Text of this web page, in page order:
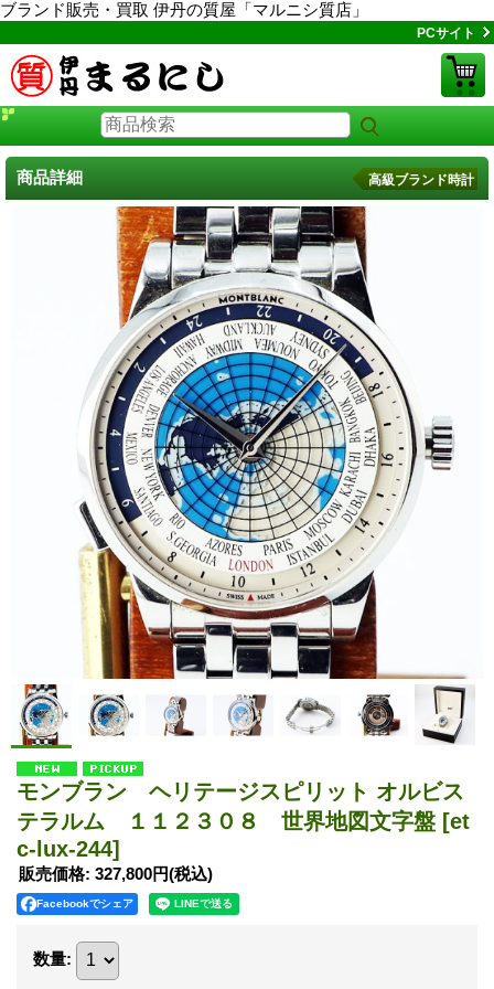
ブランド販売・買取 伊丹の質屋「マルニシ質店」
PCサイト
商品詳細 高級ブランド時計
モンブラン ヘリテージスピリット オルビス
テラルム １１２３０８ 世界地図文字盤 [et
c-lux-244]
販売価格: 327,800円(税込)
Facebookでシェア
数量: